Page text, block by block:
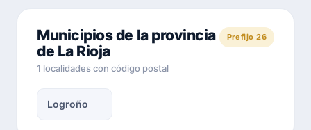
Municipios de la provincia
de La Rioja
1 localidades con código postal
Prefijo 26
Logroño